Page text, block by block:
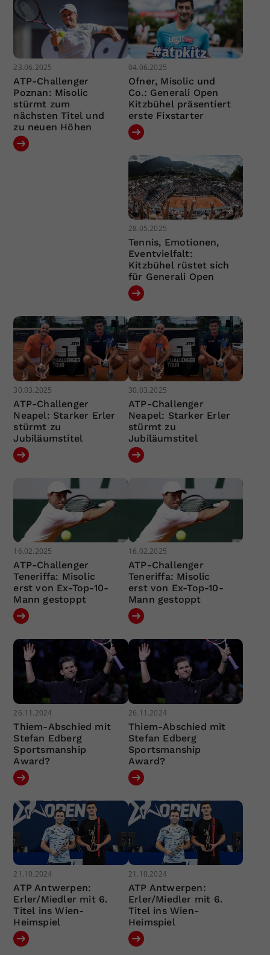
23.06.2025
ATP-Challenger
Poznan: Misolic
stürmt zum
nächsten Titel und
zu neuen Höhen
04.06.2025
Ofner, Misolic und
Co.: Generali Open
Kitzbühel präsentiert
erste Fixstarter
28.05.2025
Tennis, Emotionen,
Eventvielfalt:
Kitzbühel rüstet sich
für Generali Open
30.03.2025
ATP-Challenger
Neapel: Starker Erler
stürmt zu
Jubiläumstitel
30.03.2025
ATP-Challenger
Neapel: Starker Erler
stürmt zu
Jubiläumstitel
16.02.2025
ATP-Challenger
Teneriffa: Misolic
erst von Ex-Top-10-
Mann gestoppt
16.02.2025
ATP-Challenger
Teneriffa: Misolic
erst von Ex-Top-10-
Mann gestoppt
26.11.2024
Thiem-Abschied mit
Stefan Edberg
Sportsmanship
Award?
26.11.2024
Thiem-Abschied mit
Stefan Edberg
Sportsmanship
Award?
21.10.2024
ATP Antwerpen:
Erler/Miedler mit 6.
Titel ins Wien-
Heimspiel
21.10.2024
ATP Antwerpen:
Erler/Miedler mit 6.
Titel ins Wien-
Heimspiel